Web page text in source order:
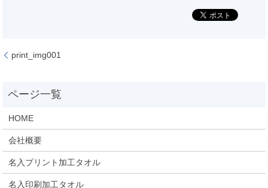
print_img001
HOME
会社概要
名入プリント加工タオル
名入印刷加工タオル